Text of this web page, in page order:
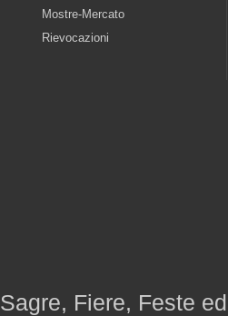
Mostre-Mercato
Rievocazioni
Sagre, Fiere, Feste